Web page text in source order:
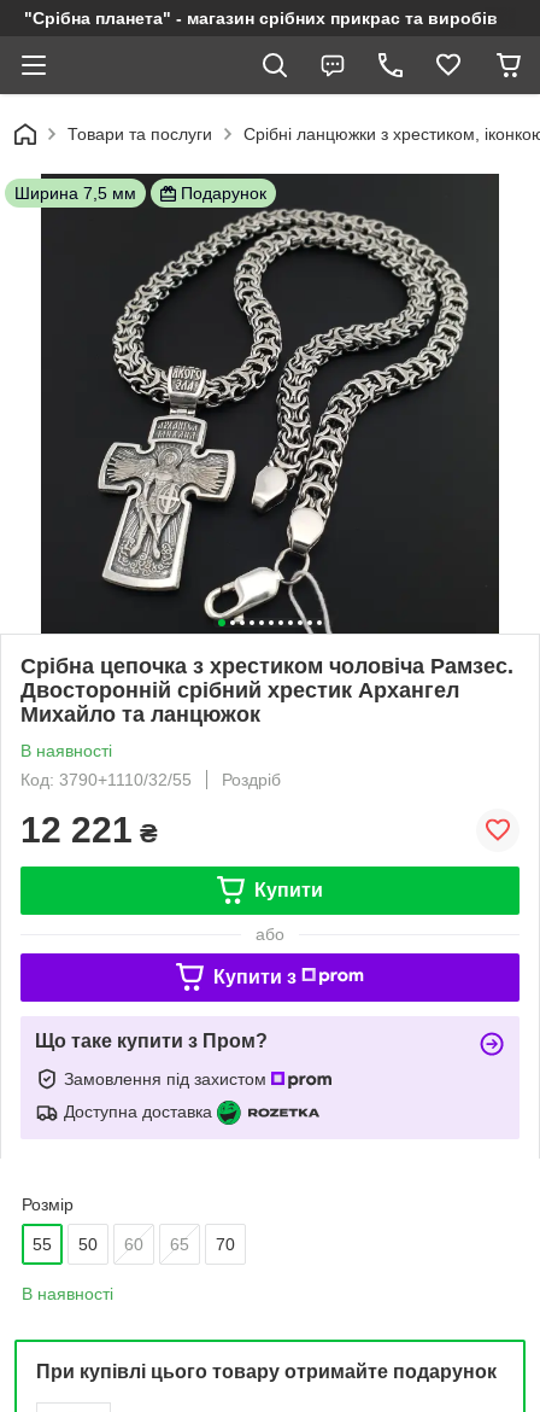
"Срібна планета" - магазин срібних прикрас та виробів
Товари та послуги Срібні ланцюжки з хрестиком,
Ширина 7,5 мм Подарунок
Срібна цепочка з хрестиком чоловіча Рамзес.
Двосторонній срібний хрестик Архангел
Михайло та ланцюжок
В наявності
Код: 3790+1110/32/55
Роздріб
12 221 ₴
Купити
або
Купити з
Що таке купити з Пром?
Замовлення під захистом
Доступна доставка
Розмір
55 50 60 65 70
В наявності
При купівлі цього товару отримайте подарунок